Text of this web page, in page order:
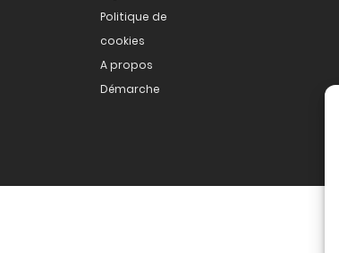
Politique de
cookies
A propos
Démarche